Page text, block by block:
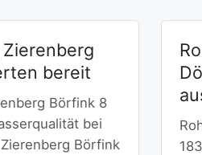
bereit
Börfink 8
bei
Börfink